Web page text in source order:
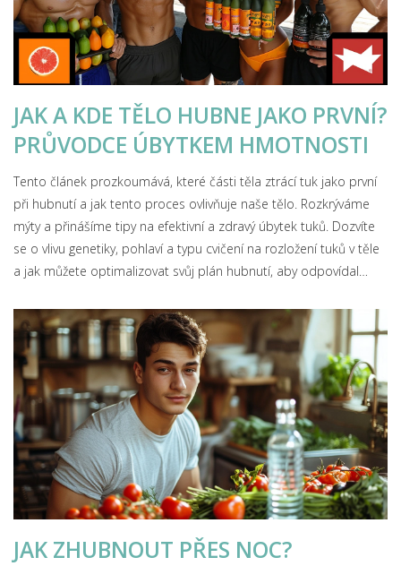
JAK A KDE TĚLO HUBNE JAKO PRVNÍ?
PRŮVODCE ÚBYTKEM HMOTNOSTI
Tento článek prozkoumává, které části těla ztrácí tuk jako první
při hubnutí a jak tento proces ovlivňuje naše tělo. Rozkrýváme
mýty a přinášíme tipy na efektivní a zdravý úbytek tuků. Dozvíte
se o vlivu genetiky, pohlaví a typu cvičení na rozložení tuků v těle
a jak můžete optimalizovat svůj plán hubnutí, aby odpovídal
JAK ZHUBNOUT PŘES NOC?